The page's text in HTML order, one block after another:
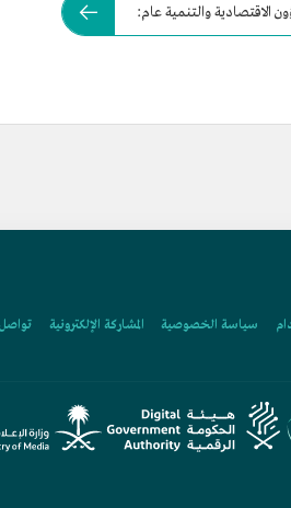
والتنمية عام:
سياسة الخصوصية المشاركة الإلكترونية